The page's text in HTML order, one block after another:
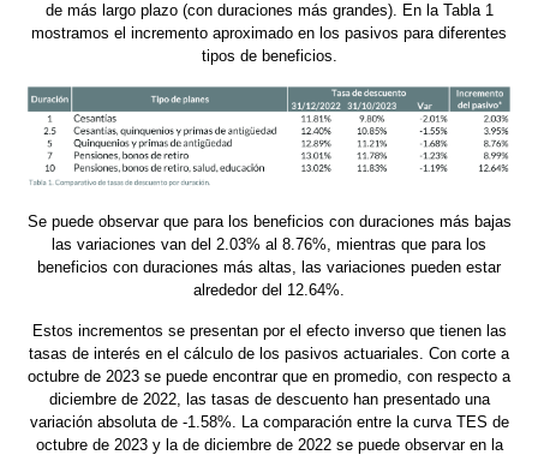
de más largo plazo (con duraciones más grandes). En la Tabla 1
mostramos el incremento aproximado en los pasivos para diferentes
tipos de beneficios.
Se puede observar que para los beneficios con duraciones más bajas
las variaciones van del 2.03% al 8.76%, mientras que para los
beneficios con duraciones más altas, las variaciones pueden estar
alrededor del 12.64%.
Estos incrementos se presentan por el efecto inverso que tienen las
tasas de interés en el cálculo de los pasivos actuariales. Con corte a
octubre de 2023 se puede encontrar que en promedio, con respecto a
diciembre de 2022, las tasas de descuento han presentado una
variación absoluta de -1.58%. La comparación entre la curva TES de
octubre de 2023 y la de diciembre de 2022 se puede observar en la